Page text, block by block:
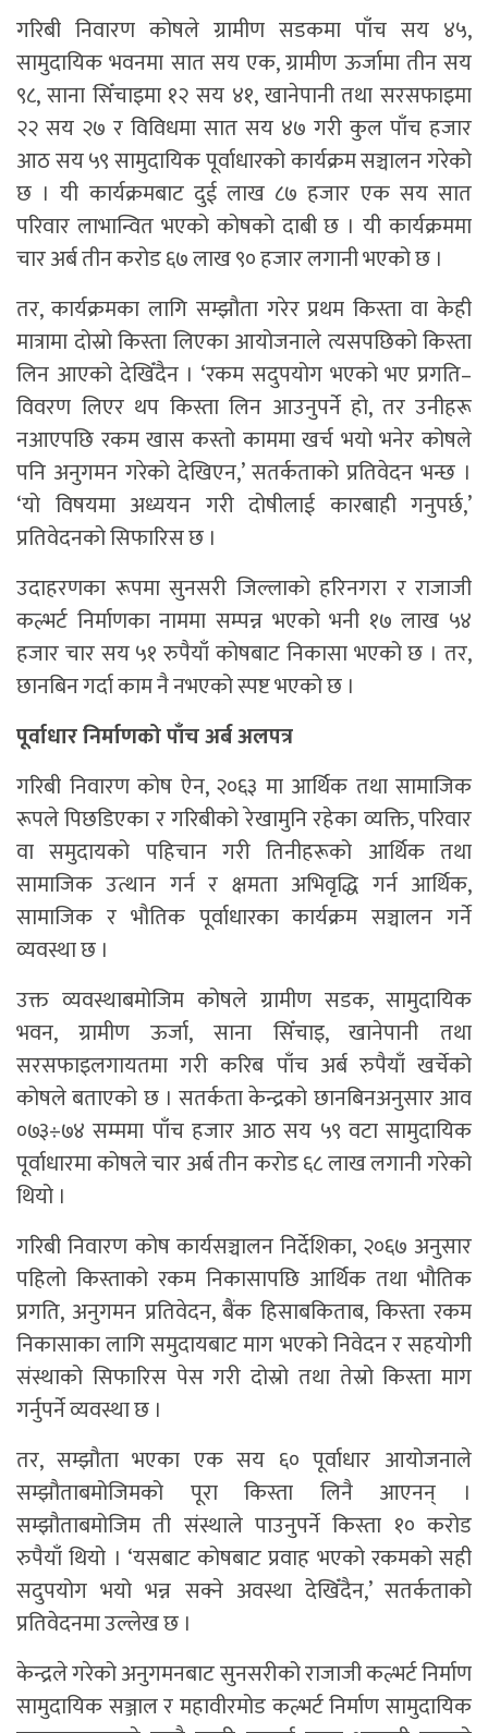
गरिबी निवारण कोषले ग्रामीण सडकमा पाँच सय ४५,
सामुदायिक भवनमा सात सय एक, ग्रामीण ऊर्जामा तीन सय
९८, साना सिँचाइमा १२ सय ४१, खानेपानी तथा सरसफाइमा
२२ सय २७ र विविधमा सात सय ४७ गरी कुल पाँच हजार
आठ सय ५९ सामुदायिक पूर्वाधारको कार्यक्रम सञ्चालन गरेको
छ । यी कार्यक्रमबाट दुई लाख ८७ हजार एक सय सात
परिवार लाभान्वित भएको कोषको दाबी छ । यी कार्यक्रममा
चार अर्ब तीन करोड ६७ लाख ९० हजार लगानी भएको छ ।
तर, कार्यक्रमका लागि सम्झौता गरेर प्रथम किस्ता वा केही
मात्रामा दोस्रो किस्ता लिएका आयोजनाले त्यसपछिको किस्ता
लिन आएको देखिँदैन । ‘रकम सदुपयोग भएको भए प्रगति–
विवरण लिएर थप किस्ता लिन आउनुपर्ने हो, तर उनीहरू
नआएपछि रकम खास कस्तो काममा खर्च भयो भनेर कोषले
पनि अनुगमन गरेको देखिएन,’ सतर्कताको प्रतिवेदन भन्छ ।
‘यो विषयमा अध्ययन गरी दोषीलाई कारबाही गनुपर्छ,’
प्रतिवेदनको सिफारिस छ ।
उदाहरणका रूपमा सुनसरी जिल्लाको हरिनगरा र राजाजी
कल्भर्ट निर्माणका नाममा सम्पन्न भएको भनी १७ लाख ५४
हजार चार सय ५१ रुपैयाँ कोषबाट निकासा भएको छ । तर,
छानबिन गर्दा काम नै नभएको स्पष्ट भएको छ ।
पूर्वाधार निर्माणको पाँच अर्ब अलपत्र
गरिबी निवारण कोष ऐन, २०६३ मा आर्थिक तथा सामाजिक
रूपले पिछडिएका र गरिबीको रेखामुनि रहेका व्यक्ति, परिवार
वा समुदायको पहिचान गरी तिनीहरूको आर्थिक तथा
सामाजिक उत्थान गर्न र क्षमता अभिवृद्धि गर्न आर्थिक,
सामाजिक र भौतिक पूर्वाधारका कार्यक्रम सञ्चालन गर्ने
व्यवस्था छ ।
उक्त व्यवस्थाबमोजिम कोषले ग्रामीण सडक, सामुदायिक
भवन, ग्रामीण ऊर्जा, साना सिँचाइ, खानेपानी तथा
सरसफाइलगायतमा गरी करिब पाँच अर्ब रुपैयाँ खर्चेको
कोषले बताएको छ । सतर्कता केन्द्रको छानबिनअनुसार आव
०७३÷७४ सम्ममा पाँच हजार आठ सय ५९ वटा सामुदायिक
पूर्वाधारमा कोषले चार अर्ब तीन करोड ६८ लाख लगानी गरेको
थियो ।
गरिबी निवारण कोष कार्यसञ्चालन निर्देशिका, २०६७ अनुसार
पहिलो किस्ताको रकम निकासापछि आर्थिक तथा भौतिक
प्रगति, अनुगमन प्रतिवेदन, बैंक हिसाबकिताब, किस्ता रकम
निकासाका लागि समुदायबाट माग भएको निवेदन र सहयोगी
संस्थाको सिफारिस पेस गरी दोस्रो तथा तेस्रो किस्ता माग
गर्नुपर्ने व्यवस्था छ ।
तर, सम्झौता भएका एक सय ६० पूर्वाधार आयोजनाले
सम्झौताबमोजिमको पूरा किस्ता लिनै आएनन् ।
सम्झौताबमोजिम ती संस्थाले पाउनुपर्ने किस्ता १० करोड
रुपैयाँ थियो । ‘यसबाट कोषबाट प्रवाह भएको रकमको सही
सदुपयोग भयो भन्न सक्ने अवस्था देखिँदैन,’ सतर्कताको
प्रतिवेदनमा उल्लेख छ ।
केन्द्रले गरेको अनुगमनबाट सुनसरीको राजाजी कल्भर्ट निर्माण
सामुदायिक सञ्जाल र महावीरमोड कल्भर्ट निर्माण सामुदायिक